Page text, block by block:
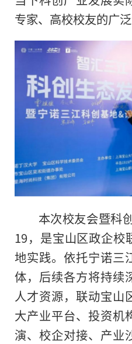
专家、高校校友的广泛
本次校友会暨科
19，是宝山区政企校
地实践。依托宁诺三
体，后续各方将持续
人才资源，联动宝山
大产业平台、投资机
演、校企对接、产业